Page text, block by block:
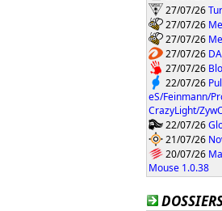
27/07/26
27/07/26
27/07/26
27/07/26
27/07/26
22/07/26
eS/Feinmann/
CrazyLight/
22/07/26
21/07/26
20/07/26
Mouse 1.0.38